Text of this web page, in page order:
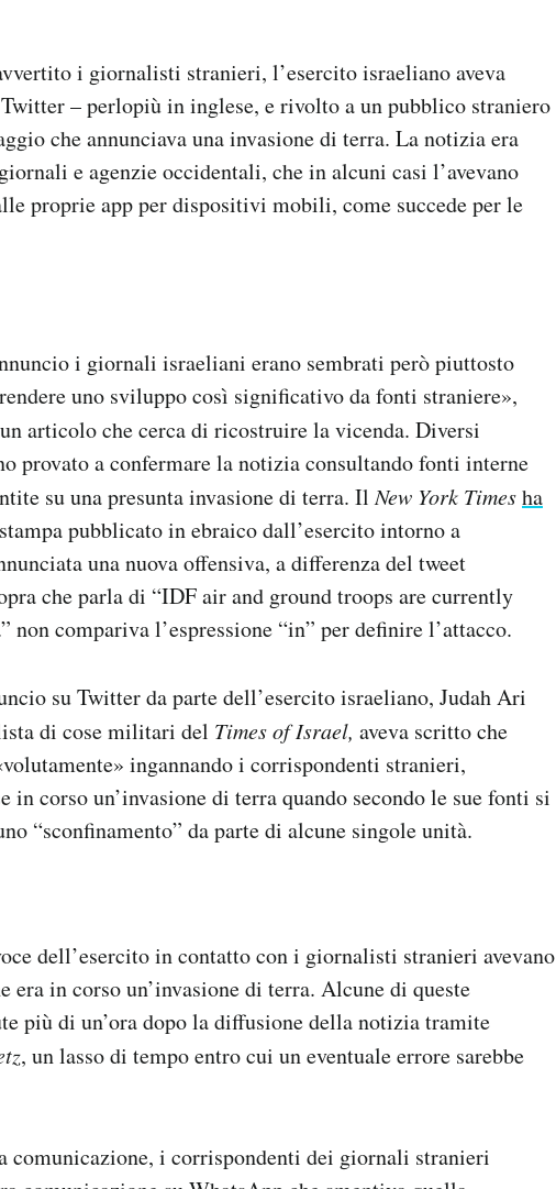
i giornalisti stranieri, l’esercito israeliano aveva
– perlopiù in inglese, e rivolto a un pubblico straniero
che annunciava una invasione di terra. La notizia era
e agenzie occidentali, che in alcuni casi l’avevano
proprie app per dispositivi mobili, come succede per le
i giornali israeliani erano sembrati però piuttosto
uno sviluppo così significativo da fonti straniere»,
articolo che cerca di ricostruire la vicenda. Diversi
provato a confermare la notizia consultando fonti interne
su una presunta invasione di terra. IlNew York Timesha
pubblicato in ebraico dall’esercito intorno a
una nuova offensiva, a differenza del tweet
che parla di “IDF air and ground troops are currently
non compariva l’espressione “in” per definire l’attacco.
su Twitter da parte dell’esercito israeliano, Judah Ari
di cose militari del Times of Israel, aveva scritto che
ingannando i corrispondenti stranieri,
in corso un’invasione di terra quando secondo le sue fonti si
“sconfinamento” da parte di alcune singole unità.
dell’esercito in contatto con i giornalisti stranieri avevano
era in corso un’invasione di terra. Alcune di queste
più di un’ora dopo la diffusione della notizia tramite
, un lasso di tempo entro cui un eventuale errore sarebbe
comunicazione, i corrispondenti dei giornali stranieri